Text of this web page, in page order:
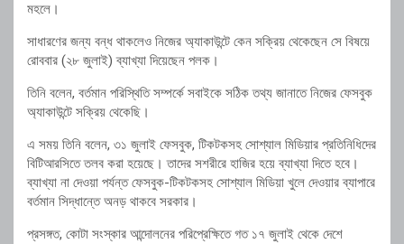
মহলে।
সাধারণের জন্য বন্ধ থাকলেও নিজের অ্যাকাউন্টে কেন সক্রিয় থেকেছেন সে বিষয়ে
রোববার (২৮ জুলাই) ব্যাখ্যা দিয়েছেন পলক।
তিনি বলেন, বর্তমান পরিস্থিতি সম্পর্কে সবাইকে সঠিক তথ্য জানাতে নিজের ফেসবুক
অ্যাকাউন্টে সক্রিয় থেকেছি।
এ সময় তিনি বলেন, ৩১ জুলাই ফেসবুক, টিকটকসহ সোশ্যাল মিডিয়ার প্রতিনিধিদের
বিটিআরসিতে তলব করা হয়েছে। তাদের সশরীরে হাজির হয়ে ব্যাখ্যা দিতে হবে।
ব্যাখ্যা না দেওয়া পর্যন্ত ফেসবুক-টিকটকসহ সোশ্যাল মিডিয়া খুলে দেওয়ার ব্যাপারে
বর্তমান সিদ্ধান্তে অনড় থাকবে সরকার।
প্রসঙ্গত, কোটা সংস্কার আন্দোলনের পরিপ্রেক্ষিতে গত ১৭ জুলাই থেকে দেশে